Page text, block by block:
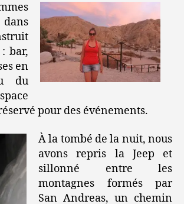
dans
bar,
en
du
pour des événements.
À la tombé de la nuit, nous
avons repris la Jeep et
sillonné entre les
montagnes formés par
San Andreas, un chemin